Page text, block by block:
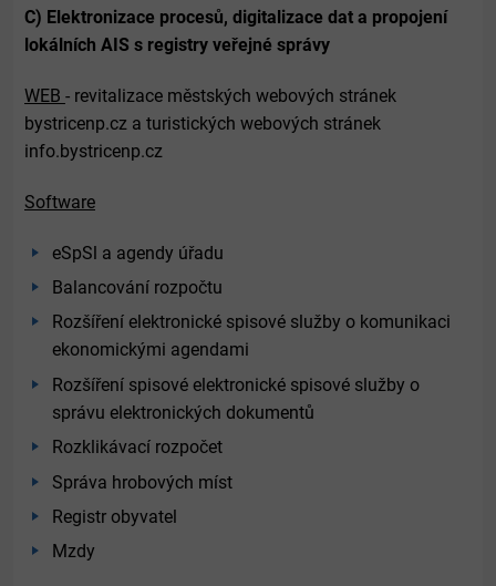
C) Elektronizace procesů, digitalizace dat a propojení
lokálních AIS s registry veřejné správy
WEB - revitalizace městských webových stránek
bystricenp.cz a turistických webových stránek
info.bystricenp.cz
Software
eSpSl a agendy úřadu
Balancování rozpočtu
Rozšíření elektronické spisové služby o komunikaci
ekonomickými agendami
Rozšíření spisové elektronické spisové služby o
správu elektronických dokumentů
Rozklikávací rozpočet
Správa hrobových míst
Registr obyvatel
Mzdy